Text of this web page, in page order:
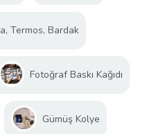
Termos, Bardak
Fotoğraf Baskı Kağıdı
Gümüş Kolye